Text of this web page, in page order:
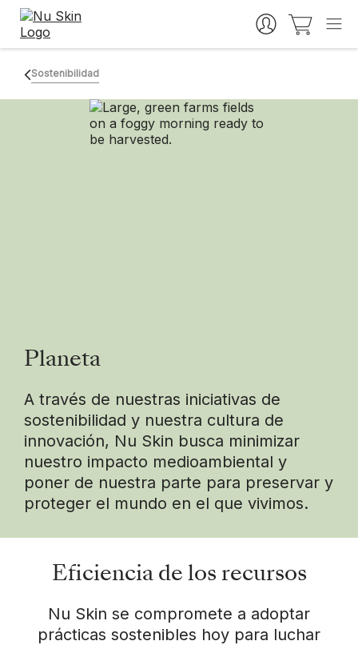
Sostenibilidad
Planeta
A través de nuestras iniciativas de
sostenibilidad y nuestra cultura de
innovación, Nu Skin busca minimizar
nuestro impacto medioambiental y
poner de nuestra parte para preservar y
proteger el mundo en el que vivimos.
Eficiencia de los recursos
Nu Skin se compromete a adoptar
prácticas sostenibles hoy para luchar